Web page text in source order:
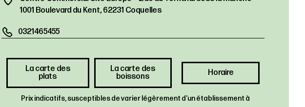
1001 Boulevard du Kent, 62231 Coquelles
0321465455
La carte des
plats
La carte des
boissons
Horaire
Prix indicatifs, susceptibles de varier légèrement d’un établissement à